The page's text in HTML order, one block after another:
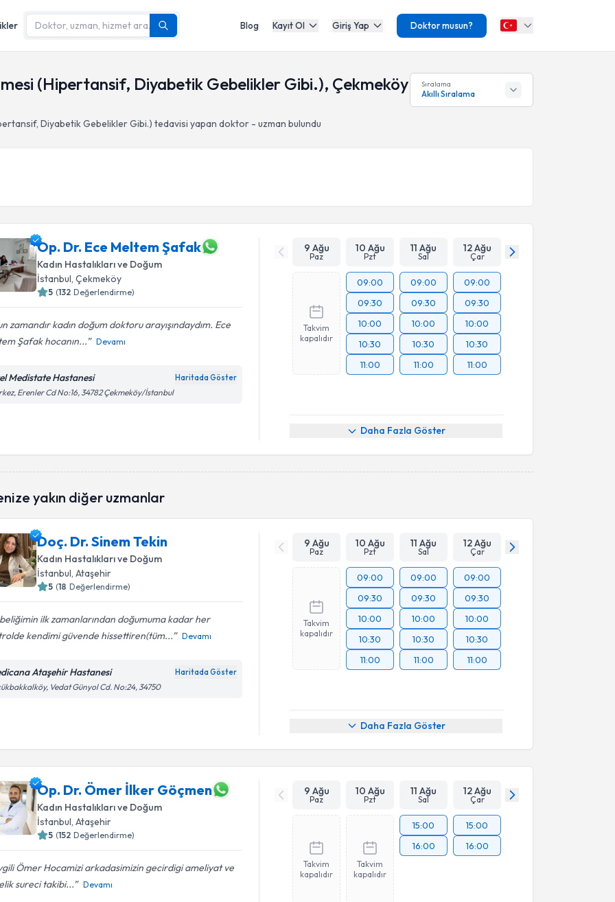
Blog Kayıt Ol Giriş Yap Doktor musun?
(Hipertansif, Diyabetik Gebelikler Gibi.), Çekmeköy
Diyabetik Gebelikler Gibi.) tedavisi yapan doktor - uzman bulundu
Sıralama
Akıllı Sıralama
Op. Dr. Ece Meltem Şafak
Kadın Hastalıkları ve Doğum
İstanbul, Çekmeköy
5 (132 Değerlendirme)
zamandır kadın doğum doktoru arayışındaydım. Ece
Şafak hocanın...
Devamı
Medistate Hastanesi Haritada Göster
Erenler Cd No:16, 34782 Çekmeköy/İstanbul
9 Ağu
Paz
10 Ağu
Pzt
11 Ağu
Sal
12 Ağu
Çar
Takvim
kapalıdır
09:00
09:30
10:00
10:30
11:00
09:00
09:30
10:00
10:30
11:00
09:00
09:30
10:00
10:30
11:00
Daha Fazla Göster
yakın diğer uzmanlar
Doç. Dr. Sinem Tekin
Kadın Hastalıkları ve Doğum
İstanbul , Ataşehir
5 (18 Değerlendirme)
ilk zamanlarından doğumuma kadar her
kendimi güvende hissettiren(tüm...
Devamı
Ataşehir Hastanesi Haritada Göster
Vedat Günyol Cd. No:24, 34750
9 Ağu
Paz
10 Ağu
Pzt
11 Ağu
Sal
12 Ağu
Çar
Takvim
kapalıdır
09:00
09:30
10:00
10:30
11:00
09:00
09:30
10:00
10:30
11:00
09:00
09:30
10:00
10:30
11:00
Daha Fazla Göster
Op. Dr. Ömer İlker Göçmen
Kadın Hastalıkları ve Doğum
İstanbul, Ataşehir
5 (152 Değerlendirme)
Ömer Hocamizi arkadasimizin gecirdigi ameliyat ve
sureci takibi...
Devamı
9 Ağu
Paz
10 Ağu
Pzt
11 Ağu
Sal
12 Ağu
Çar
Takvim
kapalıdır
Takvim
kapalıdır
15:00
16:00
15:00
16:00